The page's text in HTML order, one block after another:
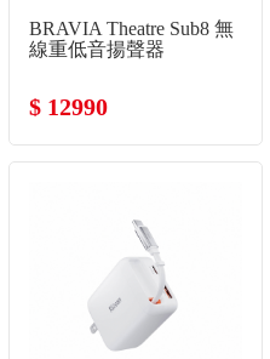
BRAVIA Theatre Sub8 無
線重低音揚聲器
$ 12990